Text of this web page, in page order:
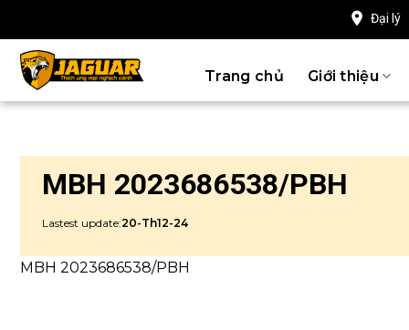
dung
Đại lý
Trang chủ Giới thiệu
MBH 2023686538/PBH
Lastest update:20-Th12-24
MBH 2023686538/PBH